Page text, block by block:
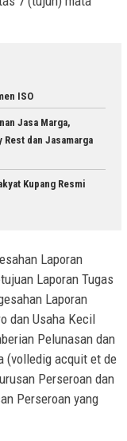
ISO
Jasa Marga,
dan Jasamarga
Kupang Resmi
Laporan
Laporan Tugas
Laporan
dan Usaha Kecil
Pelunasan dan
(volledig acquit et de
Perseroan dan
Perseroan yang